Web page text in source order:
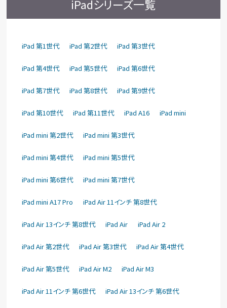
iPadシリーズ一覧
iPad 第1世代 iPad 第2世代 iPad 第3世代
iPad 第4世代 iPad 第5世代 iPad 第6世代
iPad 第7世代 iPad 第8世代 iPad 第9世代
iPad 第10世代 iPad 第11世代 iPad A16 iPad mini
iPad mini 第2世代 iPad mini 第3世代
iPad mini 第4世代 iPad mini 第5世代
iPad mini 第6世代 iPad mini 第7世代
iPad mini A17 Pro iPad Air 11インチ 第8世代
iPad Air 13インチ 第8世代 iPad Air iPad Air 2
iPad Air 第2世代 iPad Air 第3世代 iPad Air 第4世代
iPad Air 第5世代 iPad Air M2 iPad Air M3
iPad Air 11インチ 第6世代 iPad Air 13インチ 第6世代